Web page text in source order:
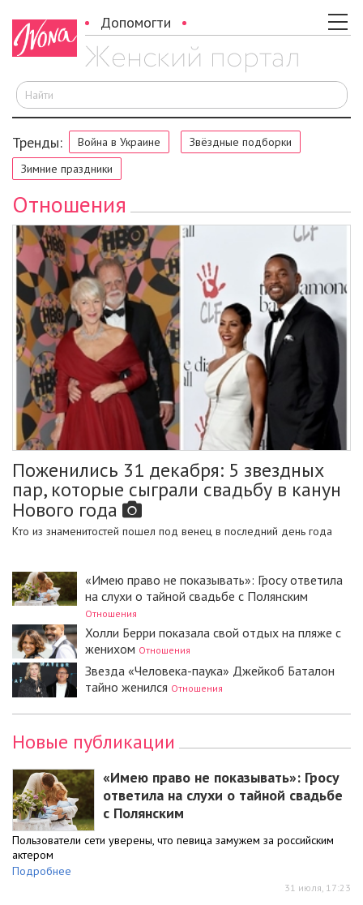
Допомогти
Тренды: Война в Украине
Звёздные подборки
Зимние праздники
Отношения
Поженились 31 декабря: 5 звездных
пар, которые сыграли свадьбу в канун
Нового года
Кто из знаменитостей пошел под венец в последний день года
«Имею право не показывать»: Гросу ответила
на слухи о тайной свадьбе с Полянским
Отношения
Холли Берри показала свой отдых на пляже с
женихом Отношения
Звезда «Человека-паука» Джейкоб Баталон
тайно женился Отношения
Новые публикации
«Имею право не показывать»: Гросу
ответила на слухи о тайной свадьбе
с Полянским
Пользователи сети уверены, что певица замужем за российским
актером
Подробнее
31 июля, 17:23